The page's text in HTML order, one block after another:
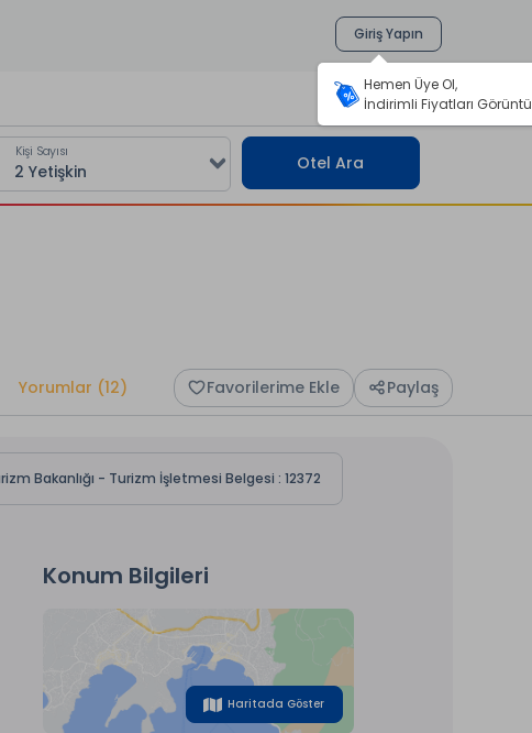
Giriş Yapın
Kişi Sayısı
Otel Ara
Yorumlar (12) Favorilerime Ekle Paylaş
Bakanlığı - Turizm İşletmesi Belgesi : 12372
Konum Bilgileri
Haritada Göster
Hemen Üye Ol,
İndirimli Fiyatları